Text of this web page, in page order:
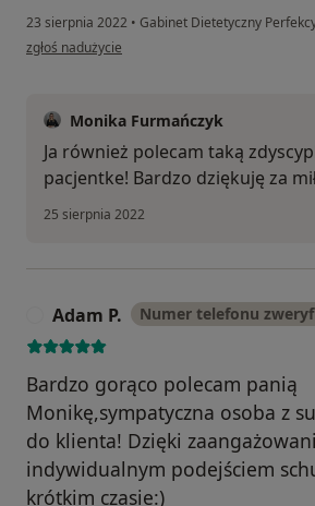
23 sierpnia 2022 • Gabinet Dietetyczny
w opinii użytkownika Pacjent
zgłoś nadużycie
Monika Furmańczyk
Ja również polecam taką
pacjentke! Bardzo dziękuję za
25 sierpnia 2022
Adam P. Numer telefonu
Bardzo gorąco polecam panią
Monikę,sympatyczna osoba z
do klienta! Dzięki
indywidualnym podejściem
krótkim czasie:)